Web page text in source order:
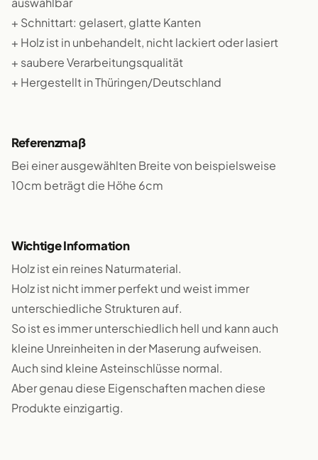
+ Schnittart: gelasert, glatte Kanten
+ Holz ist in unbehandelt, nicht lackiert oder lasiert
+ saubere Verarbeitungsqualität
+ Hergestellt in Thüringen/Deutschland
Referenzmaß
Bei einer ausgewählten Breite von beispielsweise
10cm beträgt die Höhe 6cm
Wichtige Information
Holz ist ein reines Naturmaterial.
Holz ist nicht immer perfekt und weist immer
unterschiedliche Strukturen auf.
So ist es immer unterschiedlich hell und kann auch
kleine Unreinheiten in der Maserung aufweisen.
Auch sind kleine Asteinschlüsse normal.
Aber genau diese Eigenschaften machen diese
Produkte einzigartig.